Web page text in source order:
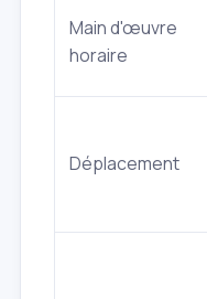
Main d'œuvre
horaire
Déplacement